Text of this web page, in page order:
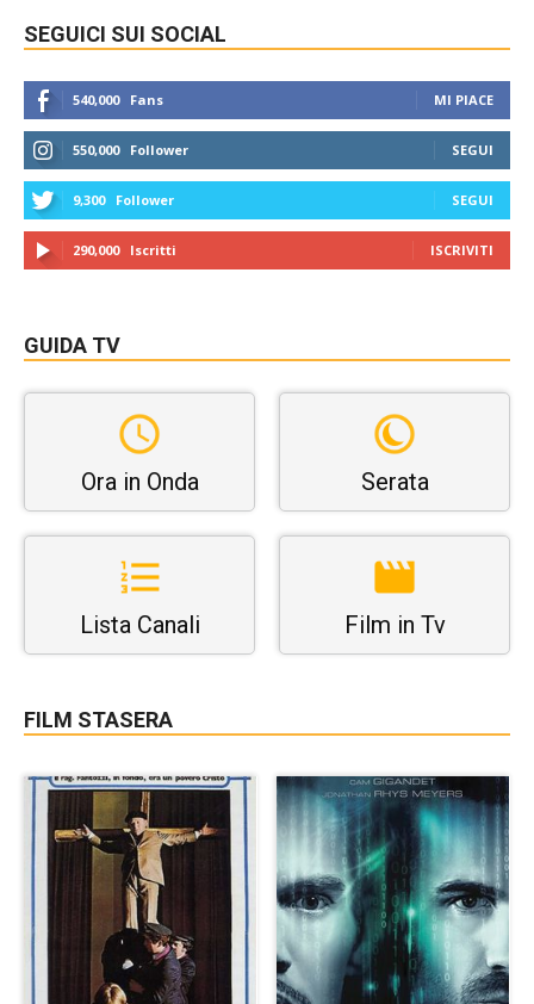
SEGUICI SUI SOCIAL
540,000 Fans MI PIACE
550,000 Follower SEGUI
9,300 Follower SEGUI
290,000 Iscritti ISCRIVITI
GUIDA TV
Ora in Onda Serata
Lista Canali Film in Tv
FILM STASERA